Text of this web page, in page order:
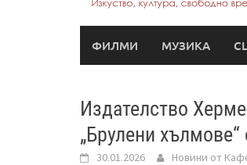
ФИЛМИ МУЗИКА
Издателство
„Брулени
30.01.2026 Новини от